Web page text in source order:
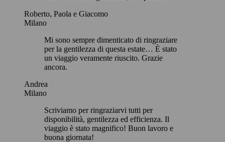
Roberto, Paola e Giacomo
Milano
Mi sono sempre dimenticato di ringraziare
per la gentilezza di questa estate… È stato
un viaggio veramente riuscito. Grazie
ancora.
Andrea
Milano
Scriviamo per ringraziarvi tutti per
disponibilità, gentilezza ed efficienza. Il
viaggio è stato magnifico! Buon lavoro e
buona giornata!